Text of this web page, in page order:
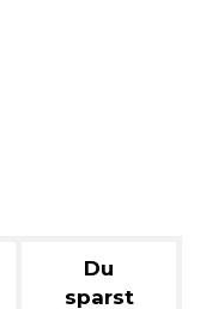
Du
sparst